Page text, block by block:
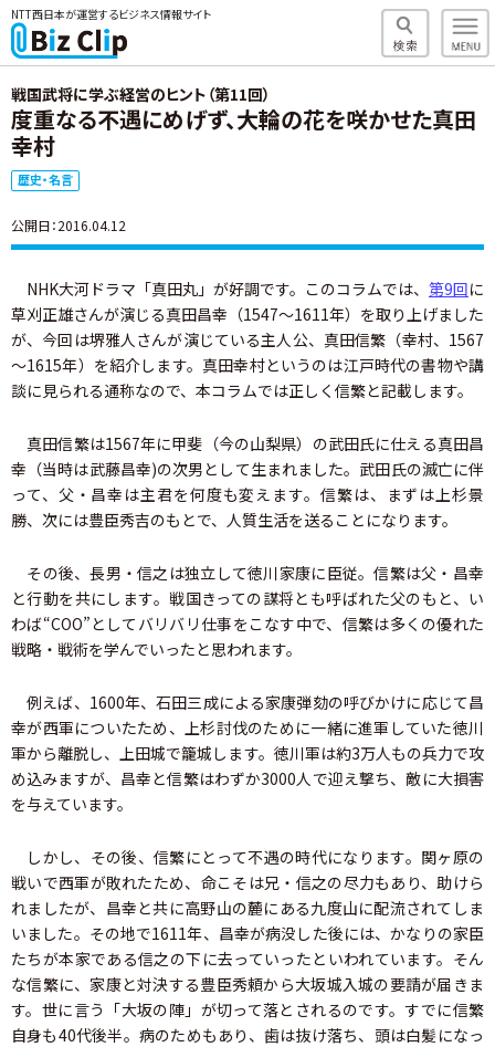
NTT西日本が運営するビジネス情報サイト
戦国武将に学ぶ経営のヒント（第11回）
度重なる不遇にめげず、大輪の花を咲かせた真田
幸村
歴史・名言
公開日：2016.04.12
NHK大河ドラマ「真田丸」が好調です。このコラムでは、 第9回に
草刈正雄さんが演じる真田昌幸（1547～1611年）を取り上げました
が、今回は堺雅人さんが演じている主人公、真田信繁（幸村、1567
～1615年）を紹介します。真田幸村というのは江戸時代の書物や講
談に見られる通称なので、本コラムでは正しく信繁と記載します。
真田信繁は1567年に甲斐（今の山梨県）の武田氏に仕える真田昌
幸（当時は武藤昌幸)の次男として生まれました。武田氏の滅亡に伴
って、父・昌幸は主君を何度も変えます。信繁は、まずは上杉景
勝、次には豊臣秀吉のもとで、人質生活を送ることになります。
その後、長男・信之は独立して徳川家康に臣従。信繁は父・昌幸
と行動を共にします。戦国きっての謀将とも呼ばれた父のもと、い
わば“COO”としてバリバリ仕事をこなす中で、信繁は多くの優れた
戦略・戦術を学んでいったと思われます。
例えば、1600年、石田三成による家康弾劾の呼びかけに応じて昌
幸が西軍についたため、上杉討伐のために一緒に進軍していた徳川
軍から離脱し、上田城で籠城します。徳川軍は約3万人もの兵力で攻
め込みますが、昌幸と信繁はわずか3000人で迎え撃ち、敵に大損害
を与えています。
しかし、その後、信繁にとって不遇の時代になります。関ヶ原の
戦いで西軍が敗れたため、命こそは兄・信之の尽力もあり、助けら
れましたが、昌幸と共に高野山の麓にある九度山に配流されてしま
いました。その地で1611年、昌幸が病没した後には、かなりの家臣
たちが本家である信之の下に去っていったといわれています。そん
な信繁に、家康と対決する豊臣秀頼から大坂城入城の要請が届きま
す。世に言う「大坂の陣」が切って落とされるのです。すでに信繁
自身も40代後半。病のためもあり、歯は抜け落ち、頭は白髪になっ